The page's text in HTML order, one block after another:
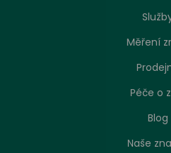
Měření
Péče o
Blog
Naše
Nastavení
Stejně jako jakákoliv jiná